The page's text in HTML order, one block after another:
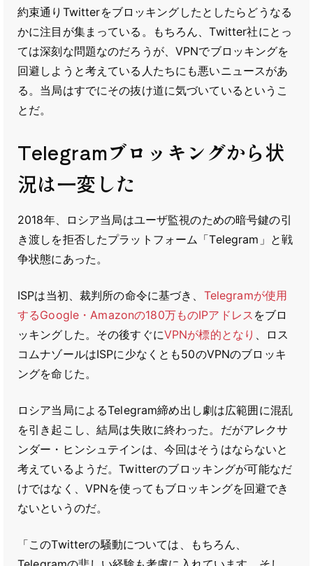
約束通りTwitterをブロッキングしたとしたらどうなる
かに注目が集まっている。もちろん、Twitter社にとっ
ては深刻な問題なのだろうが、VPNでブロッキングを
回避しようと考えている人たちにも悪いニュースがあ
る。当局はすでにその抜け道に気づいているというこ
とだ。
Telegramブロッキングから状
況は一変した
2018年、ロシア当局はユーザ監視のための暗号鍵の引
き渡しを拒否したプラットフォーム「Telegram」と戦
争状態にあった。
ISPは当初、裁判所の命令に基づき、 Telegramが使用
するGoogle・Amazonの180万ものIPアドレス をブロ
ッキングした。その後すぐにVPNが標的となり 、ロス
コムナゾールはISPに少なくとも50のVPNのブロッキ
ングを命じた。
ロシア当局によるTelegram締め出し劇は広範囲に混乱
を引き起こし、結局は失敗に終わった。だがアレクサ
ンダー・ヒンシュテインは、今回はそうはならないと
考えているようだ。Twitterのブロッキングが可能なだ
けではなく、VPNを使ってもブロッキングを回避でき
ないというのだ。
「このTwitterの騒動については、もちろん、